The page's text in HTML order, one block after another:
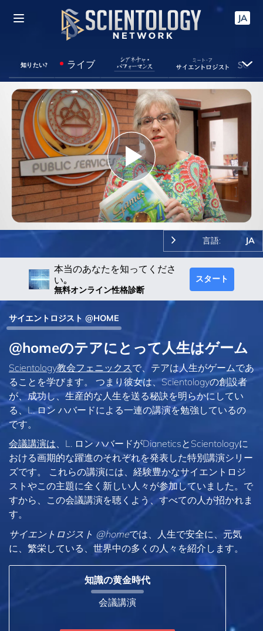
JA
知りたい? ライブ
Play
Video
言語: JA
本当のあなたを知ってくださ
い｡
無料オンライン性格診断
スタート
サイエントロジスト @HOME
@homeのテアにとって人生はゲーム
Scientology教会フェニックスで、テアは人生がゲームであ
ることを学びます。 つまり彼女は、Scientologyの創設者
が、成功し、生産的な人生を送る秘訣を明らかにしてい
る、L. ロン ハバードによる一連の講演を勉強しているの
です。
会議講演は、L. ロン ハバードがDianeticsとScientologyに
おける画期的な躍進のそれぞれを発表した特別講演シリー
ズです。 これらの講演には、経験豊かなサイエントロジ
ストやこの主題に全く新しい人々が参加していました。で
すから、この会議講演を聴くよう、すべての人が招かれま
す。
サイエントロジスト @homeでは、人生で安全に、元気
に、繁栄している、世界中の多くの人々を紹介します。
知識の黄金時代
会議講演